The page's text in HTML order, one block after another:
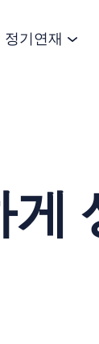
정기연재